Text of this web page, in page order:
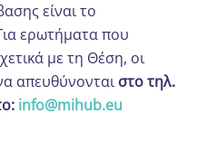
είναι το
ερωτήματα που
με τη Θέση, οι
απευθύνονταιστο τηλ.
info@mihub.eu